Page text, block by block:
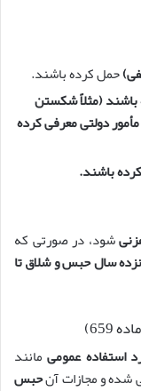
حمل کرده باشند.
باشند (مثلاً شکستن
مأمور دولتیمعرفی کرده
باشند.
شود، در صورتی که
سال حبس و شلاق تا
استفاده عمومیمانند
شده و مجازات آنحبس